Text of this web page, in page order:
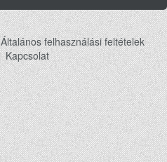
Általános felhasználási feltételek
Kapcsolat